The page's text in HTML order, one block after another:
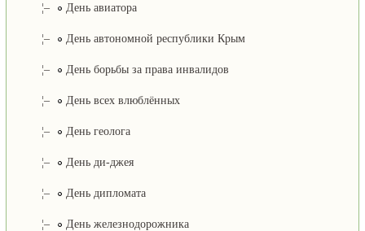
¦– День авиатора
¦– День автономной республики Крым
¦– День борьбы за права инвалидов
¦– День всех влюблённых
¦– День геолога
¦– День ди-джея
¦– День дипломата
¦– День железнодорожника